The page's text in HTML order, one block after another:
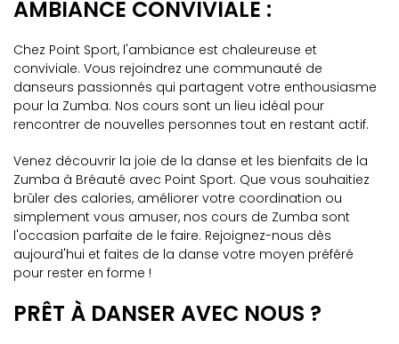
AMBIANCE CONVIVIALE :
Chez Point Sport, l'ambiance est chaleureuse et
conviviale. Vous rejoindrez une communauté de
danseurs passionnés qui partagent votre enthousiasme
pour la Zumba. Nos cours sont un lieu idéal pour
rencontrer de nouvelles personnes tout en restant actif.
Venez découvrir la joie de la danse et les bienfaits de la
Zumba à Bréauté avec Point Sport. Que vous souhaitiez
brûler des calories, améliorer votre coordination ou
simplement vous amuser, nos cours de Zumba sont
l'occasion parfaite de le faire. Rejoignez-nous dès
aujourd'hui et faites de la danse votre moyen préféré
pour rester en forme !
PRÊT À DANSER AVEC NOUS ?